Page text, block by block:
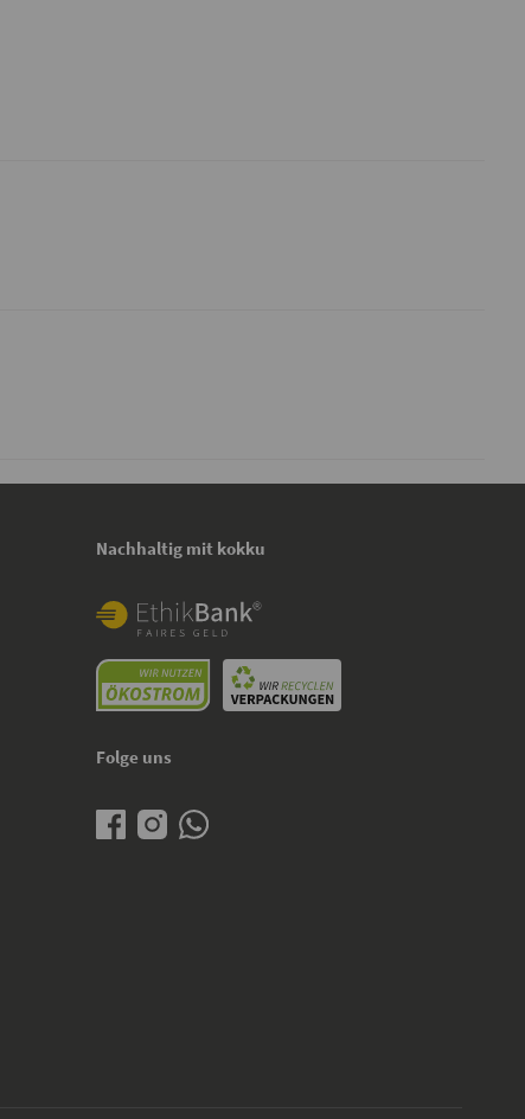
Nachhaltig mit kokku
Folge uns